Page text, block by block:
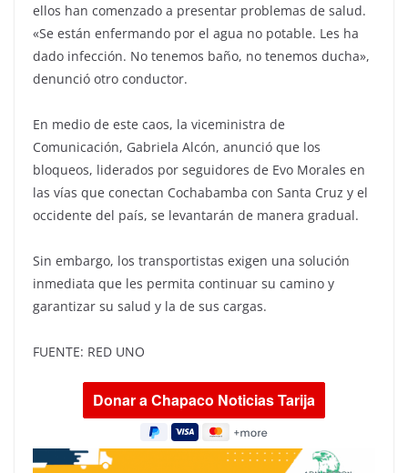
ellos han comenzado a presentar problemas de salud.
«Se están enfermando por el agua no potable. Les ha
dado infección. No tenemos baño, no tenemos ducha»,
denunció otro conductor.
En medio de este caos, la viceministra de
Comunicación, Gabriela Alcón, anunció que los
bloqueos, liderados por seguidores de Evo Morales en
las vías que conectan Cochabamba con Santa Cruz y el
occidente del país, se levantarán de manera gradual.
Sin embargo, los transportistas exigen una solución
inmediata que les permita continuar su camino y
garantizar su salud y la de sus cargas.
FUENTE: RED UNO